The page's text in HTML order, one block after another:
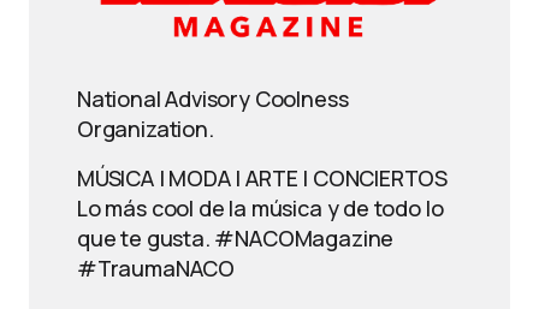
National Advisory Coolness
Organization.
MÚSICA | MODA | ARTE | CONCIERTOS
Lo más cool de la música y de todo lo
que te gusta. #NACOMagazine
#TraumaNACO